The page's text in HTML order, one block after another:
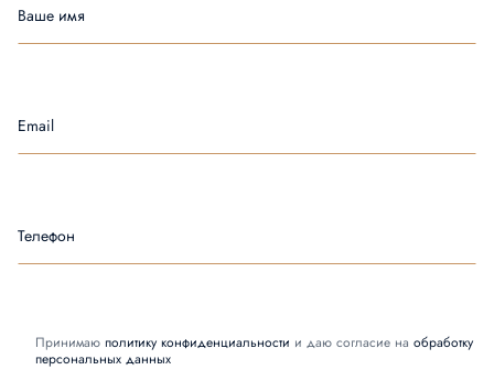
Ваше имя
Email
Телефон
Принимаю политику конфиденциальности и даю согласие на обработку
персональных данных